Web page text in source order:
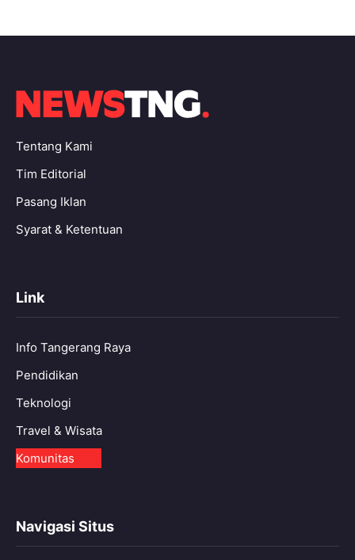
Tentang Kami
Tim Editorial
Pasang Iklan
Syarat & Ketentuan
Link
Info Tangerang Raya
Pendidikan
Teknologi
Travel & Wisata
Komunitas
Navigasi Situs